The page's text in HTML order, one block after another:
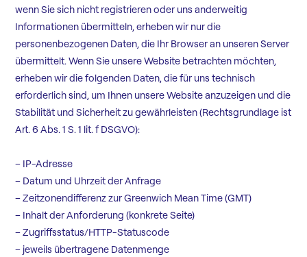
wenn Sie sich nicht registrieren oder uns anderweitig
Informationen übermitteln, erheben wir nur die
personenbezogenen Daten, die Ihr Browser an unseren Server
übermittelt. Wenn Sie unsere Website betrachten möchten,
erheben wir die folgenden Daten, die für uns technisch
erforderlich sind, um Ihnen unsere Website anzuzeigen und die
Stabilität und Sicherheit zu gewährleisten (Rechtsgrundlage ist
Art. 6 Abs. 1 S. 1 lit. f DSGVO):
– IP-Adresse
– Datum und Uhrzeit der Anfrage
– Zeitzonendifferenz zur Greenwich Mean Time (GMT)
– Inhalt der Anforderung (konkrete Seite)
– Zugriffsstatus/HTTP-Statuscode
– jeweils übertragene Datenmenge